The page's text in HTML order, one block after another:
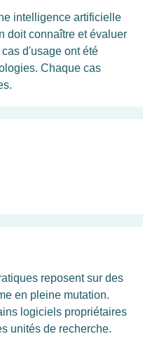
intelligence artificielle
doit connaître et évaluer
d'usage ont été
Chaque cas
reposent sur des
en pleine mutation.
logiciels propriétaires
unités de recherche.